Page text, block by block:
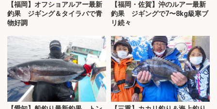
【福岡】オフショアルアー最新
釣果 ジギング＆タイラバで青
物好調
【福岡・佐賀】沖のルアー最新
釣果 ジギングで7〜8kg級寒ブ
リ続々